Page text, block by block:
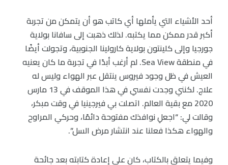
أحد الأشياء التي يأملها أي كاتب هو أن يتمكن من تجربة
أكبر قدر ممكن مما يكتبه. لذلك ذهبت إلى سافانا بولاية
جورجيا وإلى كلينتون بولاية كارولينا الجنوبية، وتجولت أيضًا
في منطقة Sea View. لم أرغب أبدًا في تجربة ما كان يعنيه
العيش في ظل وجود فيروس ينتقل عبر الهواء وليس له
علاج. لكنني وجدت نفسي في هذا الموقف في 13 مارس
2020 مع بقية العالم. اتصلت بي فيرجينيا في وقت مبكر،
وقالت لي: “اجعلِ نوافذك مفتوحة دائمًا، وحركي المراوح
والهواء هكذا فعلنا عند انتشار مرض السل”.
وفيما يتعلق بالكتاب، كان علي إعادة كتابته بعد جائحة